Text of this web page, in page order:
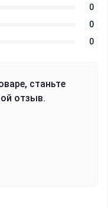
0
0
0
станьте
отзыв.